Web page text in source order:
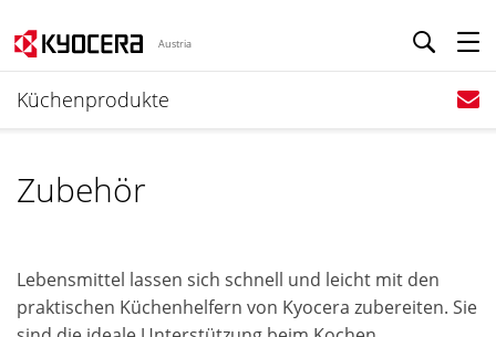
Austria
Küchenprodukte
Zubehör
Lebensmittel lassen sich schnell und leicht mit den
praktischen Küchenhelfern von Kyocera zubereiten. Sie